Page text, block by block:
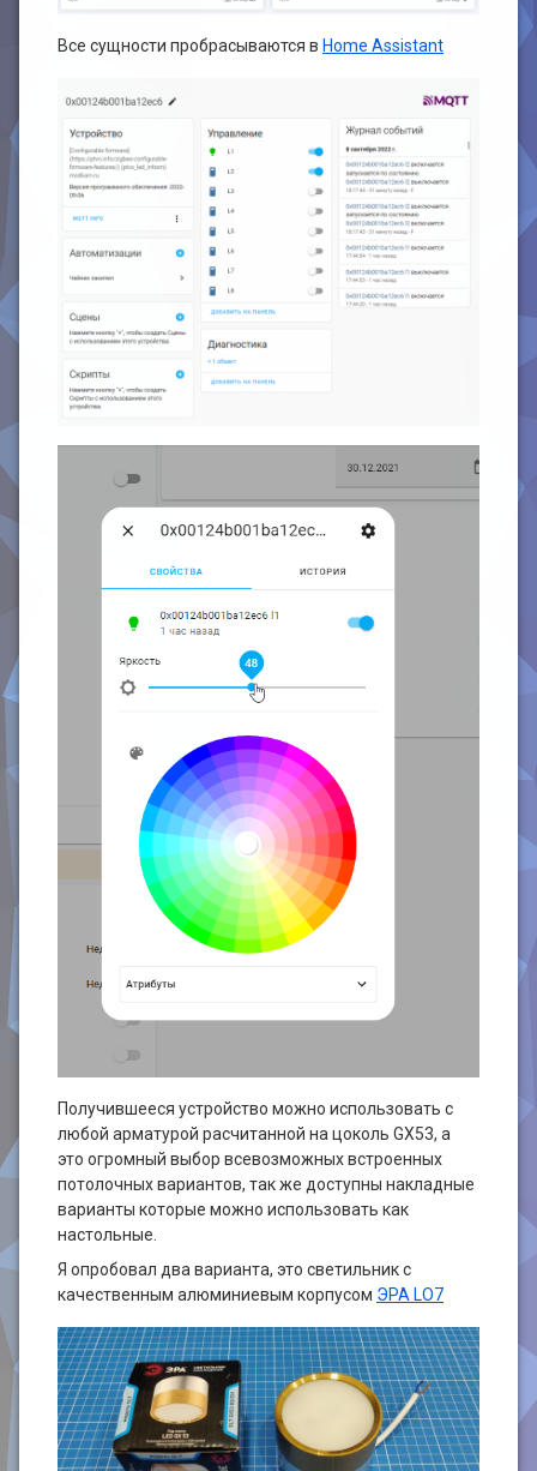
Все сущности пробрасываются в Нome Аssistant
Получившееся устройство можно использовать с
любой арматурой расчитанной на цоколь GX53, а
это огромный выбор всевозможных встроенных
потолочных вариантов, так же доступны накладные
варианты которые можно использовать как
настольные.
Я опробовал два варианта, это светильник c
качественным алюминиевым корпусом ЭРА LO7